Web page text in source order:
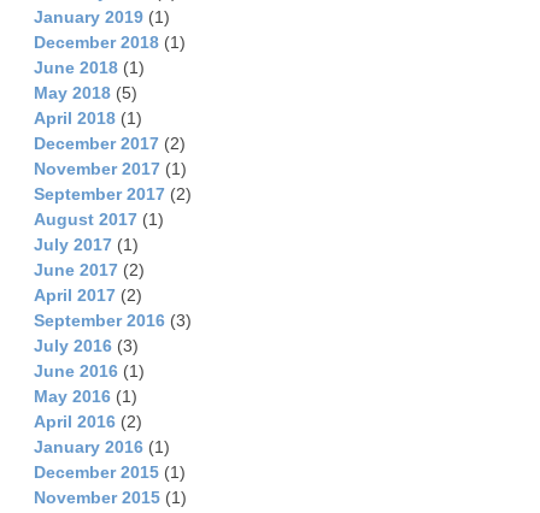
January 2019 (1)
December 2018 (1)
June 2018 (1)
May 2018 (5)
April 2018 (1)
December 2017 (2)
November 2017 (1)
September 2017 (2)
August 2017 (1)
July 2017 (1)
June 2017 (2)
April 2017 (2)
September 2016 (3)
July 2016 (3)
June 2016 (1)
May 2016 (1)
April 2016 (2)
January 2016 (1)
December 2015 (1)
November 2015 (1)